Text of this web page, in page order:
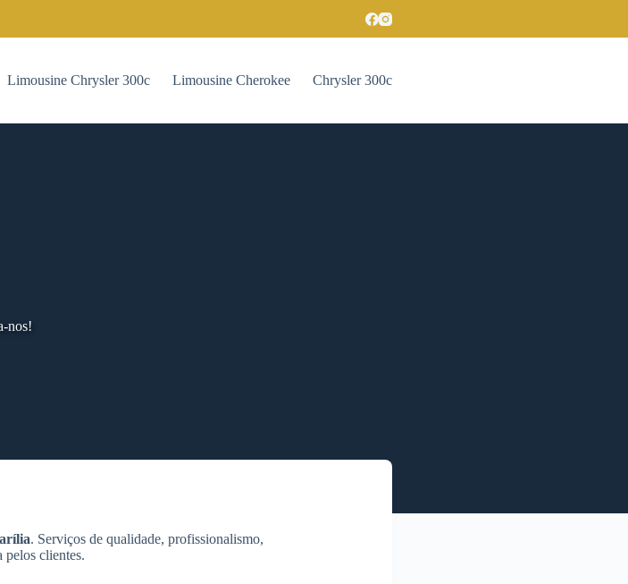
Limousine Chrysler 300c Limousine Cherokee Chrysler 300c
nos!
. Serviços de qualidade, profissionalismo,
pelos clientes.